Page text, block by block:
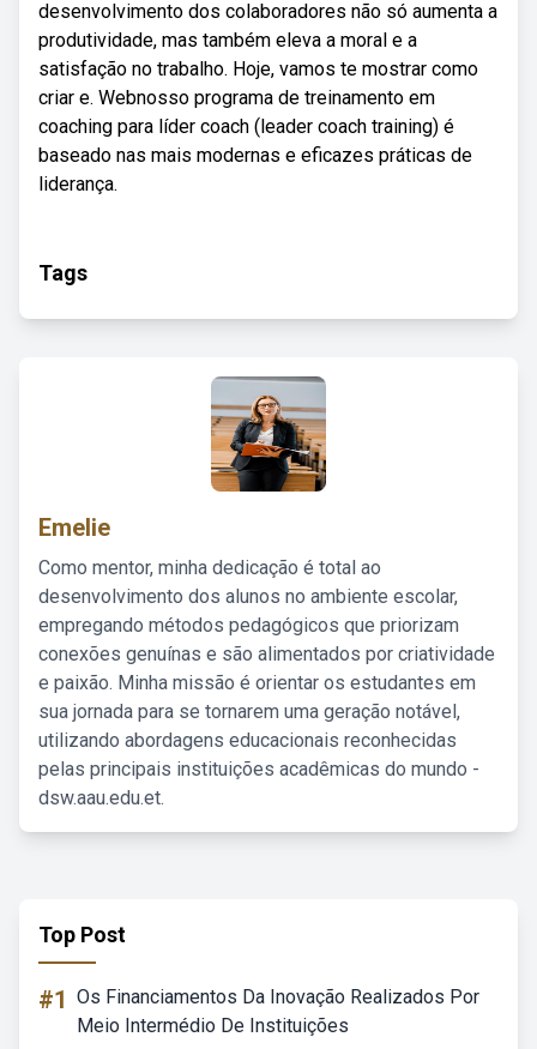
desenvolvimento dos colaboradores não só aumenta a
produtividade, mas também eleva a moral e a
satisfação no trabalho. Hoje, vamos te mostrar como
criar e. Webnosso programa de treinamento em
coaching para líder coach (leader coach training) é
baseado nas mais modernas e eficazes práticas de
liderança.
Tags
Emelie
Como mentor, minha dedicação é total ao
desenvolvimento dos alunos no ambiente escolar,
empregando métodos pedagógicos que priorizam
conexões genuínas e são alimentados por criatividade
e paixão. Minha missão é orientar os estudantes em
sua jornada para se tornarem uma geração notável,
utilizando abordagens educacionais reconhecidas
pelas principais instituições acadêmicas do mundo -
dsw.aau.edu.et.
Top Post
#1 Os Financiamentos Da Inovação Realizados Por
Meio Intermédio De Instituições